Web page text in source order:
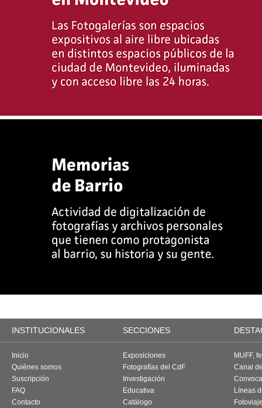
INSTITUCIONALES SECCIONES
Inicio
Quiénes somos
Suscripción
FAQ
Contacto
Exposiciones
Fotografías del CdF
Investigación
Educativa
Catálogo
MUFF,
Canal
Líneas